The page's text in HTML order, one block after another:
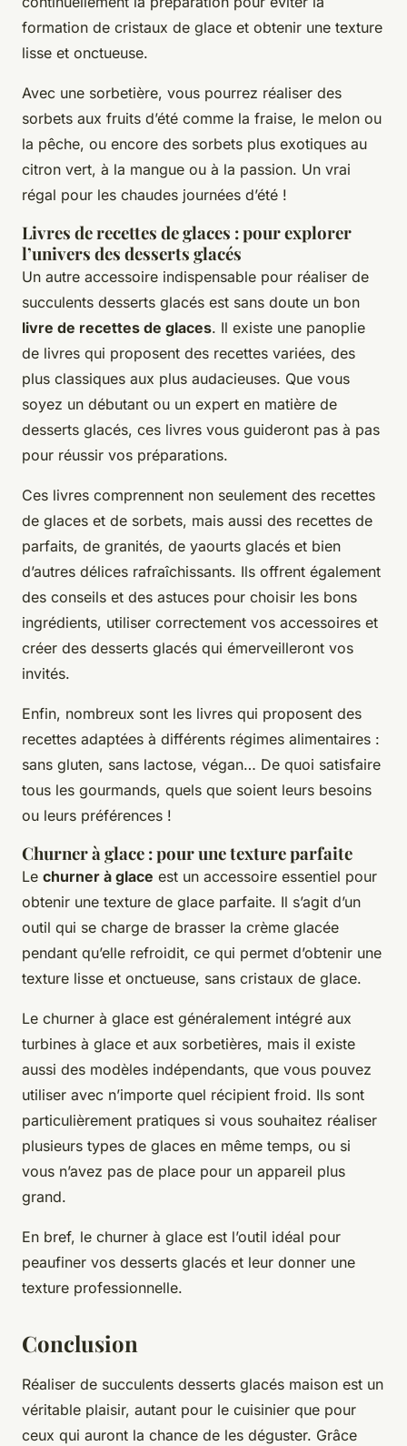
formation de cristaux de glace et obtenir une texture
lisse et onctueuse.
Avec une sorbetière, vous pourrez réaliser des
sorbets aux fruits d’été comme la fraise, le melon ou
la pêche, ou encore des sorbets plus exotiques au
citron vert, à la mangue ou à la passion. Un vrai
régal pour les chaudes journées d’été !
Livres de recettes de glaces : pour explorer
l’univers des desserts glacés
Un autre accessoire indispensable pour réaliser de
succulents desserts glacés est sans doute un bon
livre de recettes de glaces. Il existe une panoplie
de livres qui proposent des recettes variées, des
plus classiques aux plus audacieuses. Que vous
soyez un débutant ou un expert en matière de
desserts glacés, ces livres vous guideront pas à pas
pour réussir vos préparations.
Ces livres comprennent non seulement des recettes
de glaces et de sorbets, mais aussi des recettes de
parfaits, de granités, de yaourts glacés et bien
d’autres délices rafraîchissants. Ils offrent également
des conseils et des astuces pour choisir les bons
ingrédients, utiliser correctement vos accessoires et
créer des desserts glacés qui émerveilleront vos
invités.
Enfin, nombreux sont les livres qui proposent des
recettes adaptées à différents régimes alimentaires :
sans gluten, sans lactose, végan… De quoi satisfaire
tous les gourmands, quels que soient leurs besoins
ou leurs préférences !
Churner à glace : pour une texture parfaite
Le churner à glace est un accessoire essentiel pour
obtenir une texture de glace parfaite. Il s’agit d’un
outil qui se charge de brasser la crème glacée
pendant qu’elle refroidit, ce qui permet d’obtenir une
texture lisse et onctueuse, sans cristaux de glace.
Le churner à glace est généralement intégré aux
turbines à glace et aux sorbetières, mais il existe
aussi des modèles indépendants, que vous pouvez
utiliser avec n’importe quel récipient froid. Ils sont
particulièrement pratiques si vous souhaitez réaliser
plusieurs types de glaces en même temps, ou si
vous n’avez pas de place pour un appareil plus
grand.
En bref, le churner à glace est l’outil idéal pour
peaufiner vos desserts glacés et leur donner une
texture professionnelle.
Conclusion
Réaliser de succulents desserts glacés maison est un
véritable plaisir, autant pour le cuisinier que pour
ceux qui auront la chance de les déguster. Grâce